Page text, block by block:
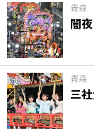
青森
闇
青森
三